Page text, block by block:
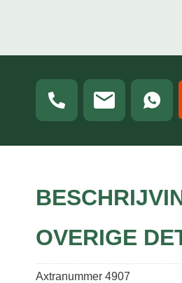
OVERIGE
Axtranummer 4907